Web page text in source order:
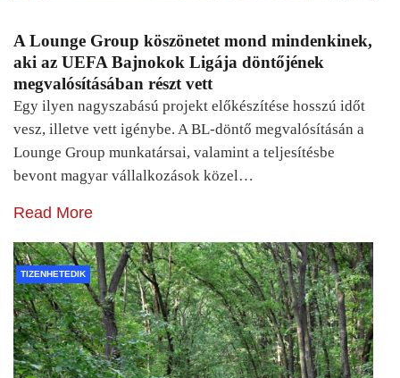
A Lounge Group köszönetet mond mindenkinek,
aki az UEFA Bajnokok Ligája döntőjének
megvalósításában részt vett
Egy ilyen nagyszabású projekt előkészítése hosszú időt
vesz, illetve vett igénybe. A BL-döntő megvalósításán a
Lounge Group munkatársai, valamint a teljesítésbe
bevont magyar vállalkozások közel…
Read More
TIZENHETEDIK